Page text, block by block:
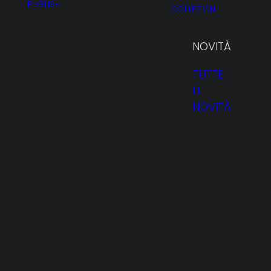
ENGLISH COLLEZIONI
NOVITÀ
TUTTE
LE
NOVITÀ